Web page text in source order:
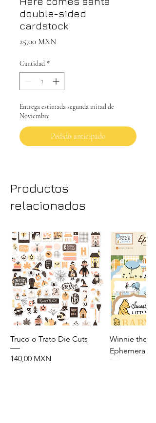
double-sided
cardstock
25,00 MXNPrecio
Cantidad *
Entrega estimada segunda mitad de
Noviembre
Pedido anticipado
Productos
relacionados
Truco o Trato Die Cuts
Precio
140,00 MXN
Winnie the
Ephemera